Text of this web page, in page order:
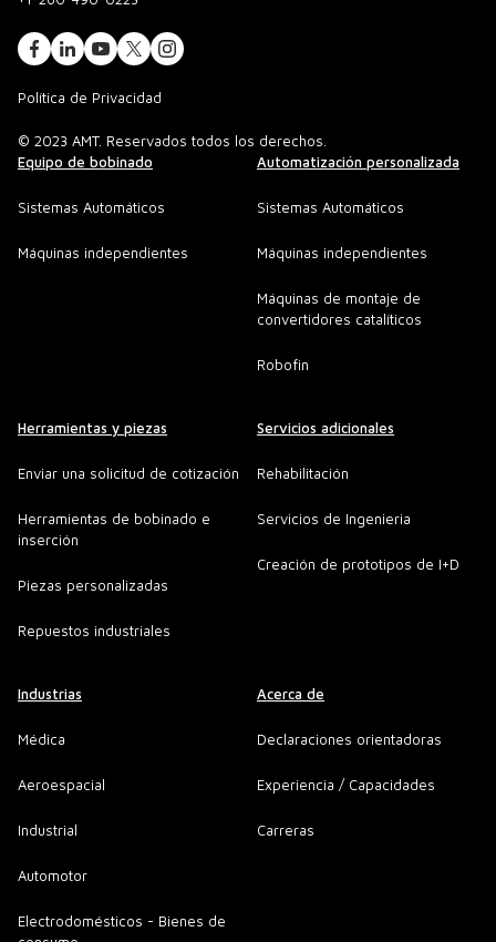
Política de Privacidad
© 2023 AMT. Reservados todos los derechos.
Equipo de bobinado
Sistemas Automáticos
Máquinas independientes
Automatización personalizada
Sistemas Automáticos
Máquinas independientes
Máquinas de montaje de
convertidores catalíticos
Robofin
Herramientas y piezas
Enviar una solicitud de cotización
Herramientas de bobinado e
inserción
Piezas personalizadas
Repuestos industriales
Servicios adicionales
Rehabilitación
Servicios de Ingenieria
Creación de prototipos de I+D
Industrias
Médica
Aeroespacial
Industrial
Automotor
Electrodomésticos - Bienes de
Acerca de
Declaraciones orientadoras
Experiencia / Capacidades
Carreras